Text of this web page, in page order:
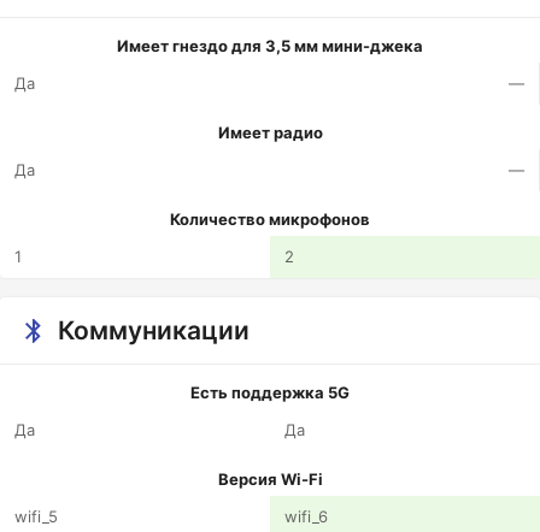
Имеет гнездо для 3,5 мм мини-джека
Да
—
Имеет радио
Да
—
Количество микрофонов
1
2
Коммуникации
Есть поддержка 5G
Да
Да
Версия Wi-Fi
wifi_5
wifi_6